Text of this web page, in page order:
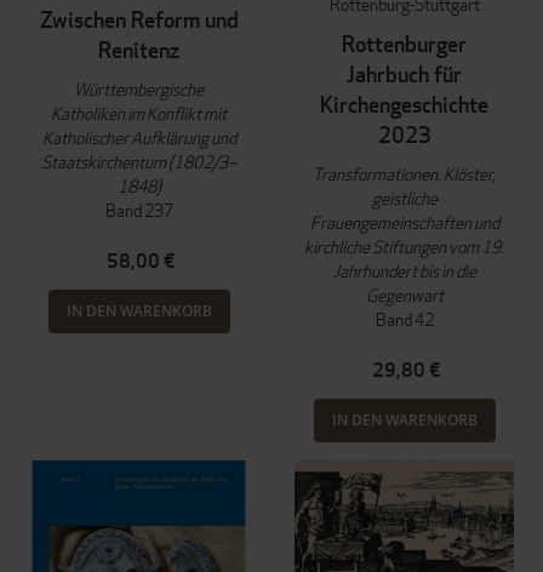
Zwischen Reform und
Renitenz
Württembergische
Katholiken im Konflikt mit
Katholischer Aufklärung und
Staatskirchentum (1802/3–
1848)
Band 237
58,00 €
IN DEN WARENKORB
Rottenburger
Jahrbuch für
Kirchengeschichte
2023
Transformationen. Klöster,
geistliche
Frauengemeinschaften und
kirchliche Stiftungen vom 19.
Jahrhundert bis in die
Gegenwart
Band 42
29,80 €
IN DEN WARENKORB